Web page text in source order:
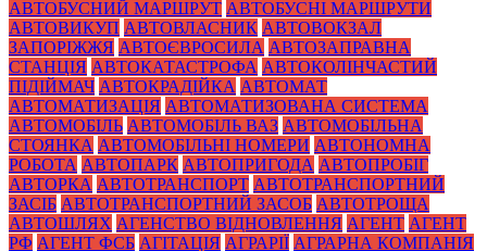
АВТОБУСНИЙ МАРШРУТ АВТОБУСНІ МАРШРУТИ
АВТОВИКУП АВТОВЛАСНИК АВТОВОКЗАЛ
ЗАПОРІЖЖЯ АВТОЄВРОСИЛА АВТОЗАПРАВНА
СТАНЦІЯ АВТОКАТАСТРОФА АВТОКОЛІНЧАСТИЙ
ПІДІЙМАЧ АВТОКРАДІЙКА АВТОМАТ
АВТОМАТИЗАЦІЯ АВТОМАТИЗОВАНА СИСТЕМА
АВТОМОБІЛЬ АВТОМОБІЛЬ ВАЗ АВТОМОБІЛЬНА
СТОЯНКА АВТОМОБІЛЬНІ НОМЕРИ АВТОНОМНА
РОБОТА АВТОПАРК АВТОПРИГОДА АВТОПРОБІГ
АВТОРКА АВТОТРАНСПОРТ АВТОТРАНСПОРТНИЙ
ЗАСІБ АВТОТРАНСПОРТНИЙ ЗАСОБ АВТОТРОЩА
АВТОШЛЯХ АГЕНСТВО ВІДНОВЛЕННЯ АГЕНТ АГЕНТ
РФ АГЕНТ ФСБ АГІТАЦІЯ АГРАРІЇ АГРАРНА КОМПАНІЯ